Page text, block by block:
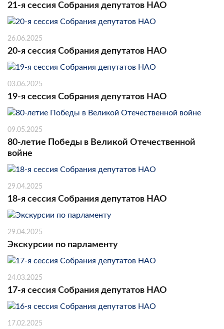
21-я сессия Собрания депутатов НАО
26.06.2025
20-я сессия Собрания депутатов НАО
03.06.2025
19-я сессия Собрания депутатов НАО
09.05.2025
80-летие Победы в Великой Отечественной
войне
29.04.2025
18-я сессия Собрания депутатов НАО
29.04.2025
Экскурсии по парламенту
24.03.2025
17-я сессия Собрания депутатов НАО
17.02.2025